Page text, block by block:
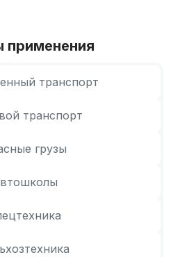
применения
транспорт
транспорт
грузы